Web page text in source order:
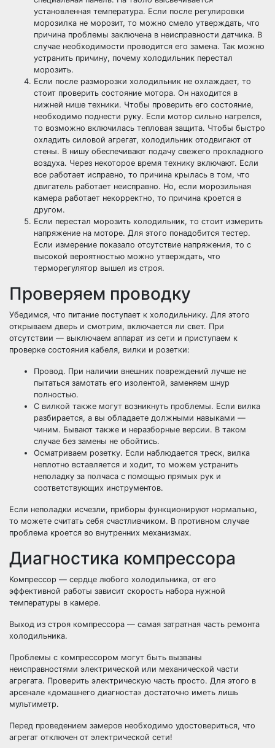
установленная температура. Если после регулировки
морозилка не морозит, то можно смело утверждать, что
причина проблемы заключена в неисправности датчика. В
случае необходимости проводится его замена. Так можно
устранить причину, почему холодильник перестал
морозить.
Если после разморозки холодильник не охлаждает, то
стоит проверить состояние мотора. Он находится в
нижней нише техники. Чтобы проверить его состояние,
необходимо поднести руку. Если мотор сильно нагрелся,
то возможно включилась тепловая защита. Чтобы быстро
охладить силовой агрегат, холодильник отодвигают от
стены. В нишу обеспечивают подачу свежего прохладного
воздуха. Через некоторое время технику включают. Если
все работает исправно, то причина крылась в том, что
двигатель работает неисправно. Но, если морозильная
камера работает некорректно, то причина кроется в
другом.
Если перестал морозить холодильник, то стоит измерить
напряжение на моторе. Для этого понадобится тестер.
Если измерение показало отсутствие напряжения, то с
высокой вероятностью можно утверждать, что
терморегулятор вышел из строя.
Проверяем проводку
Убедимся, что питание поступает к холодильнику. Для этого
открываем дверь и смотрим, включается ли свет. При
отсутствии — выключаем аппарат из сети и приступаем к
проверке состояния кабеля, вилки и розетки:
Провод. При наличии внешних повреждений лучше не
пытаться замотать его изолентой, заменяем шнур
полностью.
С вилкой также могут возникнуть проблемы. Если вилка
разбирается, а вы обладаете должными навыками —
чиним. Бывают также и неразборные версии. В таком
случае без замены не обойтись.
Осматриваем розетку. Если наблюдается треск, вилка
неплотно вставляется и ходит, то можем устранить
неполадку за полчаса с помощью прямых рук и
соответствующих инструментов.
Если неполадки исчезли, приборы функционируют нормально,
то можете считать себя счастливчиком. В противном случае
проблема кроется во внутренних механизмах.
Диагностика компрессора
Компрессор — сердце любого холодильника, от его
эффективной работы зависит скорость набора нужной
температуры в камере.
Выход из строя компрессора — самая затратная часть ремонта
холодильника.
Проблемы с компрессором могут быть вызваны
неисправностями электрической или механической части
агрегата. Проверить электрическую часть просто. Для этого в
арсенале «домашнего диагноста» достаточно иметь лишь
мультиметр.
Перед проведением замеров необходимо удостовериться, что
агрегат отключен от электрической сети!